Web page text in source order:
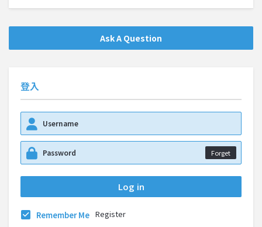
Ask A Question
登入
Forget
Remember Me Register